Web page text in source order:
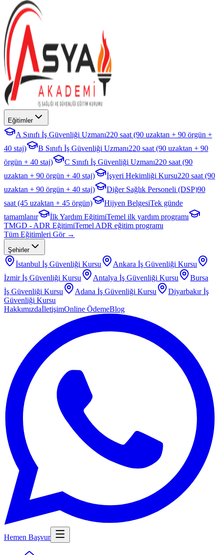
Eğitimler
A Sınıfı İş Güvenliği Uzmanı220 saat (90 uzaktan + 90 örgün +
40 staj)
B Sınıfı İş Güvenliği Uzmanı220 saat (90 uzaktan + 90
örgün + 40 staj)
C Sınıfı İş Güvenliği Uzmanı220 saat (90
uzaktan + 90 örgün + 40 staj)
İşyeri Hekimliği Kursu220 saat (90
uzaktan + 90 örgün + 40 staj)
Diğer Sağlık Personeli (DSP)90
saat (45 uzaktan + 45 örgün)
Hijyen BelgesiTek günde
tamamlanır
İlk Yardım EğitimiTemel ilk yardım programı
TMGD - ADR EğitimiTemel ADR eğitim programı
Tüm Eğitimleri Gör →
Şehirler
İstanbul İş Güvenliği Kursu Ankara İş Güvenliği Kursu
İzmirİş Güvenliği Kursu Antalya İş Güvenliği Kursu
Bursa
İş Güvenliği Kursu
Adana İş Güvenliği Kursu Diyarbakırİş
Güvenliği Kursu
HakkımızdaİletişimOnline ÖdemeBlog
Hemen Başvur